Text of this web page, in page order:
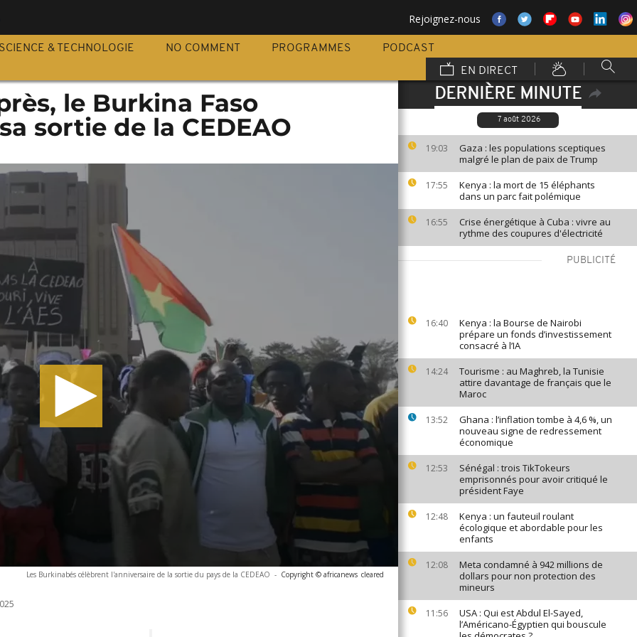
Rejoignez-nous
SCIENCE & TECHNOLOGIE NO COMMENT PROGRAMMES
PODCAST
EN DIRECT
DERNIÈRE MINUTE
7 août 2026
19:03
Gaza : les populations sceptiques
malgré le plan de paix de Trump
17:55
Kenya : la mort de 15 éléphants
dans un parc fait polémique
16:55
Crise énergétique à Cuba : vivre au
rythme des coupures d'électricité
PUBLICITÉ
16:40
Kenya : la Bourse de Nairobi
prépare un fonds d’investissement
consacré à l’IA
14:24
Tourisme : au Maghreb, la Tunisie
attire davantage de français que le
Maroc
13:52
Ghana : l’inflation tombe à 4,6 %, un
nouveau signe de redressement
économique
12:53
Sénégal : trois TikTokeurs
emprisonnés pour avoir critiqué le
président Faye
12:48
Kenya : un fauteuil roulant
écologique et abordable pour les
enfants
12:08
Meta condamné à 942 millions de
dollars pour non protection des
mineurs
11:56
USA : Qui est Abdul El-Sayed,
l’Américano-Égyptien qui bouscule
le Burkina Faso
sortie de la CEDEAO
Les Burkinabés célèbrent l'anniversaire de la sortie du pays de la CEDEAO - Copyright © africanews cleared